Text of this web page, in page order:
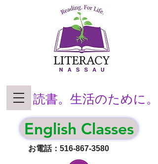
お電話：516-867-3580
読書。生活のために。
English Classes